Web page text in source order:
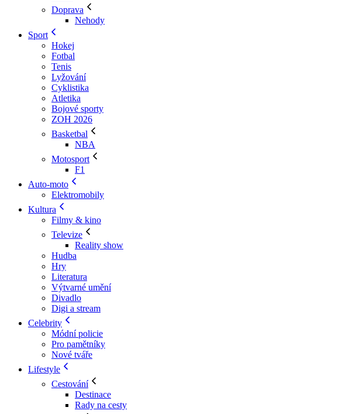
Doprava
Nehody
Sport
Hokej
Fotbal
Tenis
Lyžování
Cyklistika
Atletika
Bojové sporty
ZOH 2026
Basketbal
NBA
Motosport
F1
Auto-moto
Elektromobily
Kultura
Filmy & kino
Televize
Reality show
Hudba
Hry
Literatura
Výtvarné umění
Divadlo
Digi a stream
Celebrity
Módní policie
Pro pamětníky
Nové tváře
Lifestyle
Cestování
Destinace
Rady na cesty